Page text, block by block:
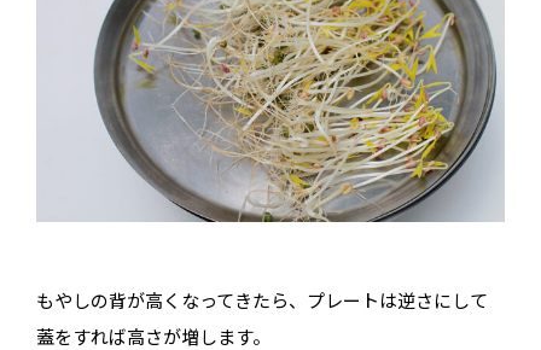
もやしの背が高くなってきたら、プレートは逆さにして
蓋をすれば高さが増します。